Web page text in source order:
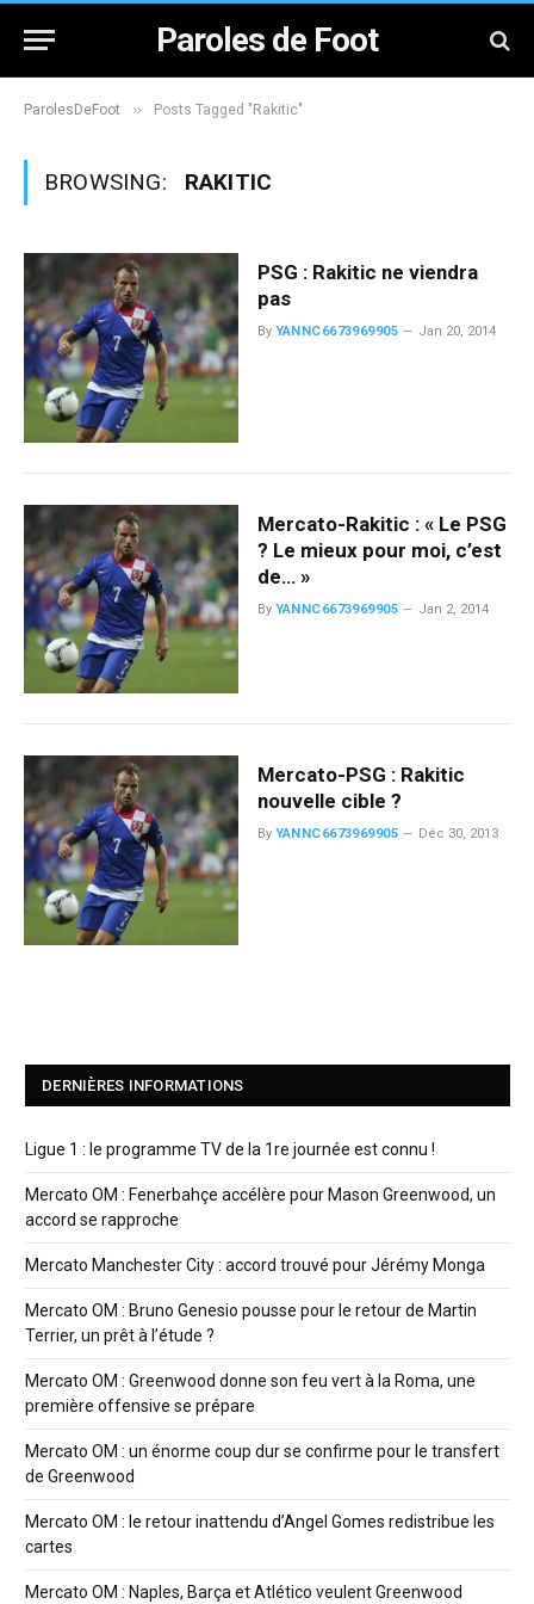
Paroles de Foot
ParolesDeFoot » Posts Tagged "Rakitic"
BROWSING: RAKITIC
PSG : Rakitic ne viendra
pas
By YANNC6673969905 Jan 20, 2014
Mercato-Rakitic : « Le PSG
? Le mieux pour moi, c’est
de… »
By YANNC6673969905 Jan 2, 2014
Mercato-PSG : Rakitic
nouvelle cible ?
By YANNC6673969905 Déc 30, 2013
DERNIÈRES INFORMATIONS
Ligue 1 : le programme TV de la 1re journée est connu !
Mercato OM : Fenerbahçe accélère pour Mason Greenwood, un
accord se rapproche
Mercato Manchester City : accord trouvé pour Jérémy Monga
Mercato OM : Bruno Genesio pousse pour le retour de Martin
Terrier, un prêt à l’étude ?
Mercato OM : Greenwood donne son feu vert à la Roma, une
première offensive se prépare
Mercato OM : un énorme coup dur se confirme pour le transfert
de Greenwood
Mercato OM : le retour inattendu d’Angel Gomes redistribue les
cartes
Mercato OM : Naples, Barça et Atlético veulent Greenwood